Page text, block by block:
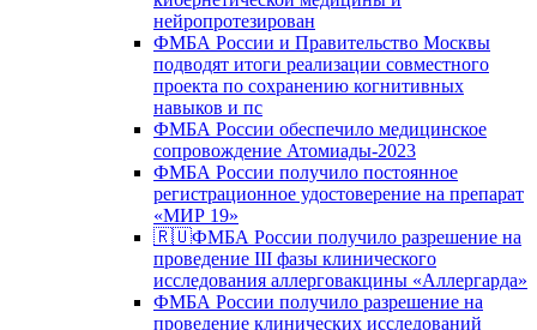
нейропротезирован
ФМБА России и Правительство Москвы
подводят итоги реализации совместного
проекта по сохранению когнитивных
навыков и пс
ФМБА России обеспечило медицинское
сопровождение Атомиады-2023
ФМБА России получило постоянное
регистрационное удостоверение на препарат
«МИР 19»
🇷🇺ФМБА России получило разрешение на
проведение III фазы клинического
исследования аллерговакцины «Аллергарда»
ФМБА России получило разрешение на
проведение клинических исследований